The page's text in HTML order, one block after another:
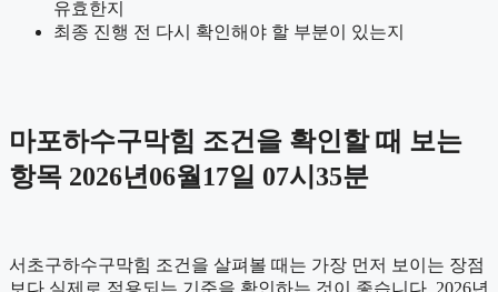
유효한지
최종 진행 전 다시 확인해야 할 부분이 있는지
마포하수구막힘 조건을 확인할 때 보는
항목 2026년06월17일 07시35분
서초구하수구막힘 조건을 살펴볼 때는 가장 먼저 보이는 장점